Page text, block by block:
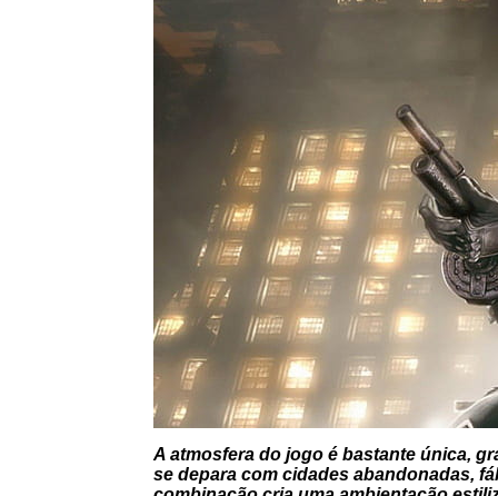
A atmosfera do jogo é bastante única,
se depara com cidades abandonadas,